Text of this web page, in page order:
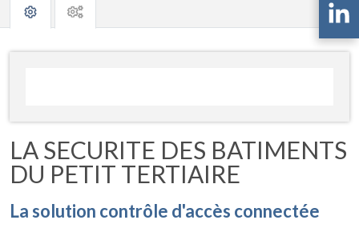
LA SECURITE DES BATIMENTS
DU PETIT TERTIAIRE
La solution contrôle d'accès connectée